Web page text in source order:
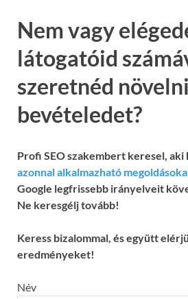
Nem vagy
látogatóid
szeretnéd
bevételedet?
Profi SEO szakembert keresel, aki
azonnal alkalmazható
Google legfrissebb irányelveit
Ne keresgélj tovább!
Keress bizalommal, és együtt
eredményeket!
Név